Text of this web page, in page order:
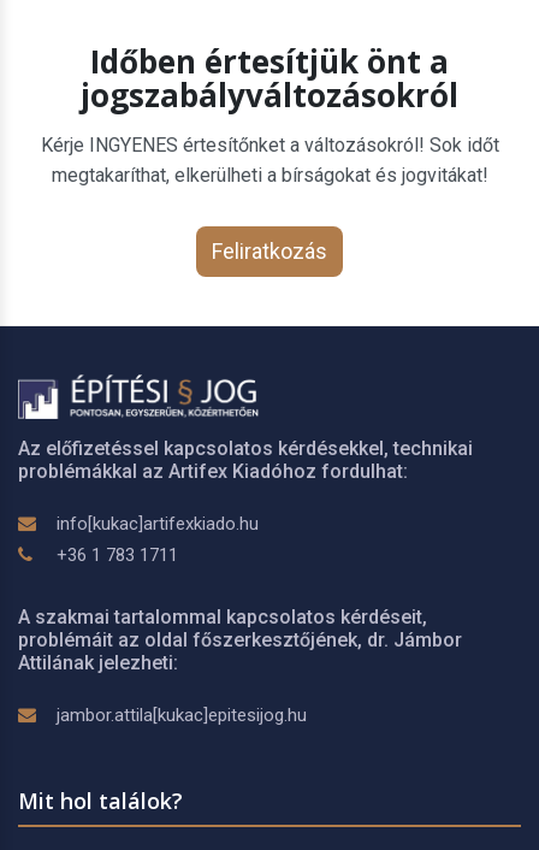
Időben értesítjük önt a
jogszabályváltozásokról
Kérje INGYENES értesítőnket a változásokról! Sok időt
megtakaríthat, elkerülheti a bírságokat és jogvitákat!
Feliratkozás
Az előfizetéssel kapcsolatos kérdésekkel, technikai
problémákkal az Artifex Kiadóhoz fordulhat:
info[kukac]artifexkiado.hu
+36 1 783 1711
A szakmai tartalommal kapcsolatos kérdéseit,
problémáit az oldal főszerkesztőjének, dr. Jámbor
Attilának jelezheti:
jambor.attila[kukac]epitesijog.hu
Mit hol találok?